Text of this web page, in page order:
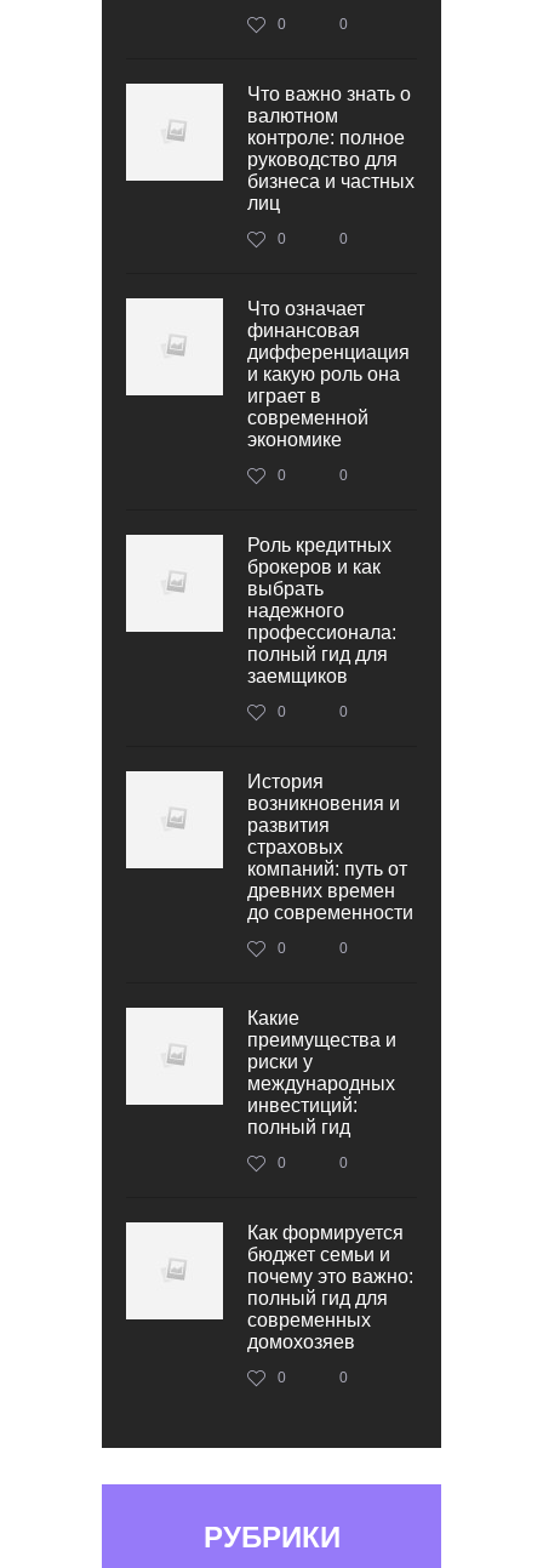
0 0
Что важно знать о
валютном
контроле: полное
руководство для
бизнеса и частных
лиц
0 0
Что означает
финансовая
дифференциация
и какую роль она
играет в
современной
экономике
0 0
Роль кредитных
брокеров и как
выбрать
надежного
профессионала:
полный гид для
заемщиков
0 0
История
возникновения и
развития
страховых
компаний: путь от
древних времен
до современности
0 0
Какие
преимущества и
риски у
международных
инвестиций:
полный гид
0 0
Как формируется
бюджет семьи и
почему это важно:
полный гид для
современных
домохозяев
0 0
РУБРИКИ